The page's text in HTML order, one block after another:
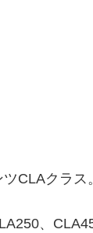
CLAクラス。
、